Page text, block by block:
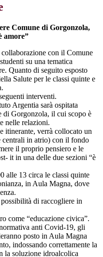
Comune di Gorgonzola,
amore”
con il Comune
su una tematica
Quanto di seguito esposto
Salute per le classi quinte e
interventi.
Argentia sarà ospitata
di Gorgonzola, il cui scopo è
nelle relazioni.
itinerante, verrà collocato un
centrali in atrio) con il fondo
il proprio pensiero e le
it in una delle due sezioni “è
alle 13 circa le classi quinte
in Aula Magna, dove
di raccogliere in
come “educazione civica”.
anti Covid-19, gli
posto in Aula Magna
indossando correttamente la
la soluzione idroalcolica